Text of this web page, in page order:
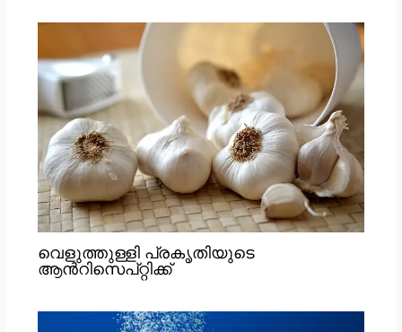
വെളുത്തുള്ളി പ്രകൃതിയുടെ
ആൻറിസെപ്റ്റിക്ക്